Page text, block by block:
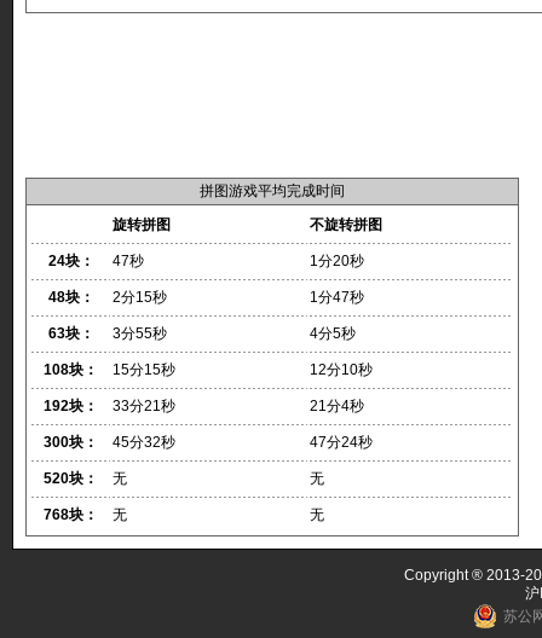
拼图游戏平均完成时间
旋转拼图
不旋转拼图
24块： 47秒 1分20秒
48块： 2分15秒 1分47秒
63块： 3分55秒 4分5秒
108块： 15分15秒 12分10秒
192块： 33分21秒 21分4秒
300块： 45分32秒 47分24秒
520块： 无 无
768块： 无 无
Copyright ® 2013-
苏公